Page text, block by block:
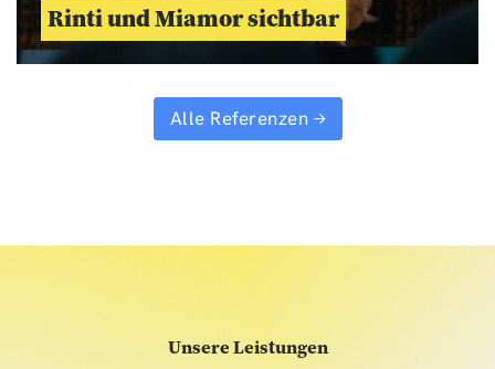
Rinti und Miamor sichtbar
Alle Referenzen
Unsere Leistungen